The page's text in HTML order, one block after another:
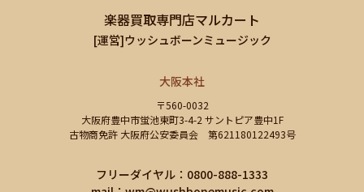
楽器買取専門店マルカート
[運営]ウッシュボーンミュージック
大阪本社
〒560-0032
大阪府豊中市蛍池東町3-4-2 サントピア豊中1F
古物商免許 大阪府公安委員会 第621180122493号
フリーダイヤル：0800-888-1333